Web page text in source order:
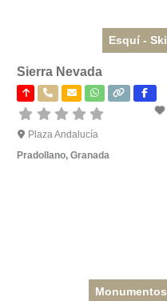
Esquí - Ski
Sierra Nevada
Plaza Andalucía
Pradollano, Granada
Monumentos